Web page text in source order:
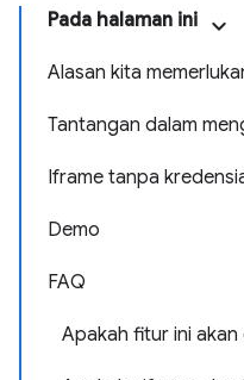
Pada halaman ini
Alasan kita
Tantangan dalam
Iframe tanpa
Demo
FAQ
Apakah fitur ini